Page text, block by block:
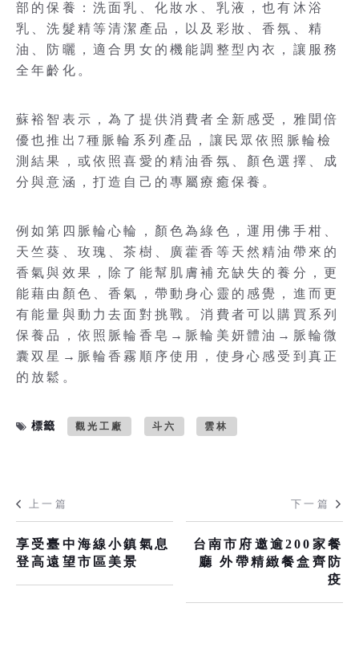
部的保養：洗面乳、化妝水、乳液，也有沐浴
乳、洗髮精等清潔產品，以及彩妝、香氛、精
油、防曬，適合男女的機能調整型內衣，讓服務
全年齡化。
蘇裕智表示，為了提供消費者全新感受，雅聞倍
優也推出7種脈輪系列產品，讓民眾依照脈輪檢
測結果，或依照喜愛的精油香氛、顏色選擇、成
分與意涵，打造自己的專屬療癒保養。
例如第四脈輪心輪，顏色為綠色，運用佛手柑、
天竺葵、玫瑰、茶樹、廣藿香等天然精油帶來的
香氣與效果，除了能幫肌膚補充缺失的養分，更
能藉由顏色、香氣，帶動身心靈的感覺，進而更
有能量與動力去面對挑戰。消費者可以購買系列
保養品，依照脈輪香皂→脈輪美妍體油→脈輪微
囊双星→脈輪香霧順序使用，使身心感受到真正
的放鬆。
標籤 觀光工廠 斗六 雲林
上一篇
享受臺中海線小鎮氣息
登高遠望市區美景
下一篇
台南市府邀逾200家餐
廳 外帶精緻餐盒齊防
疫